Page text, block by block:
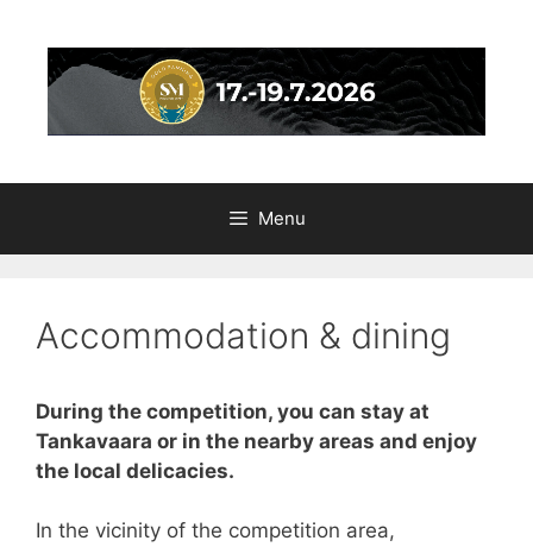
content
Menu
Accommodation & dining
During the competition, you can stay at
Tankavaara or in the nearby areas and enjoy
the local delicacies.
In the vicinity of the competition area,